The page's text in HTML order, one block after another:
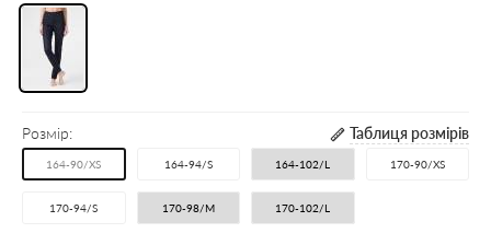
Розмір: Таблиця розмірів
164-90/XS 164-94/S 164-102/L 170-90/XS
170-94/S 170-98/M 170-102/L